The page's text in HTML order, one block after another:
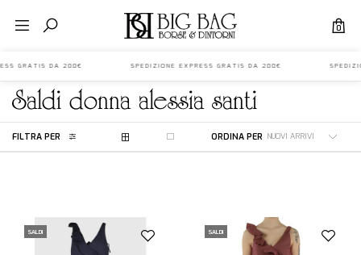
0
GRATIS DA 200€ SPEDIZIONE EXPRESS GRATIS DA 200€
saldi donnaalessia santi
FILTRA PER ORDINA PER
SALDI SALDI